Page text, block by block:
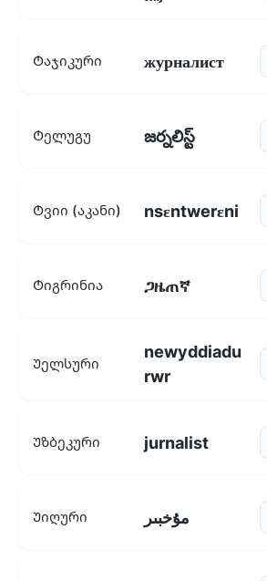
Ტაჯიკური журналист
Ტელუგუ జర్నలిస్ట్
Ტვიი (აკანი) nsɛntwerɛni
Ტიგრინია ጋዜጠኛ
Უელსური
newyddiadu
rwr
Უზბეკური jurnalist
Უიღური مۇخبىر